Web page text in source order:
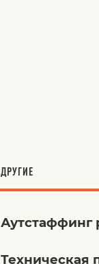
ДРУГИЕ
Аутстаффинг
Техническая